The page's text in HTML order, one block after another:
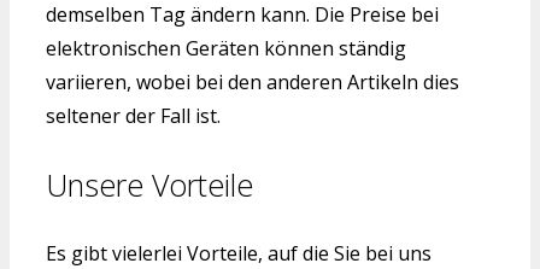
demselben Tag ändern kann. Die Preise bei
elektronischen Geräten können ständig
variieren, wobei bei den anderen Artikeln dies
seltener der Fall ist.
Unsere Vorteile
Es gibt vielerlei Vorteile, auf die Sie bei uns